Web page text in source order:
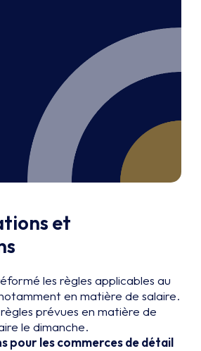
et
les règles applicables au
en matière de salaire.
prévues en matière de
le dimanche.
pour les commerces de détail